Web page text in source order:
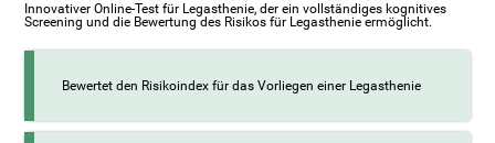
Innovativer Online-Test für Legasthenie, der ein vollständiges kognitives
Screening und die Bewertung des Risikos für Legasthenie ermöglicht.
Bewertet den Risikoindex für das Vorliegen einer Legasthenie